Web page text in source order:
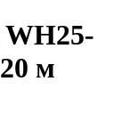
WH25-
м